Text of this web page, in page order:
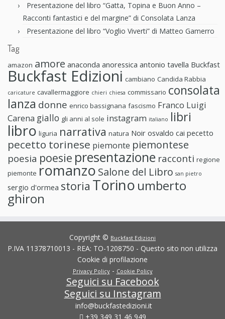
Presentazione del libro “Gatta, Topina e Buon Anno –
Racconti fantastici e del margine” di Consolata Lanza
Presentazione del libro “Voglio Viverti” di Matteo Gamerro
Tag
amazon amore anaconda anoressica antonio tavella Buckfast
Buckfast Edizioni cambiano Candida Rabbia
caricature cavallermaggiore chieri chiesa commissario consolata
lanza donne enrico bassignana fascismo Franco Luigi
Carena giallo gli anni al sole instagram italiano libri
libro liguria narrativa natura Noir osvaldo cai pecetto
pecetto torinese piemonte piemontese
poesia poesie presentazione racconti regione
piemonte romanzo Salone del Libro san pietro
sergio d'ormea storia Torino umberto
ghiron
Copyright © Buckfast Edizioni
P.IVA 11378710013 - REA: TO-1208750 - Questo sito non utilizza
Cookie di profilazione
Privacy Policy- Cookie Policy
Seguici su Facebook
Seguici su Instagram
info@buckfastedizioni.it
+39 349 31 46 949